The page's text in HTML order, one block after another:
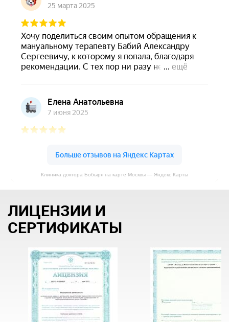
Клиника доктора Бобыря на карте Москвы — Яндекс Карты
ЛИЦЕНЗИИ И
СЕРТИФИКАТЫ